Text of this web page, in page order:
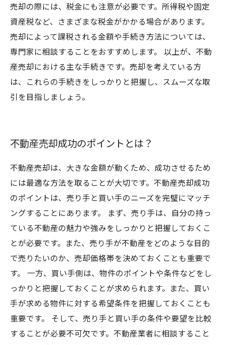
売却の際には、税金にも注意が必要です。所得税や固定
資産税など、さまざまな税金がかかる場合があります。
売却によって課税される金額や手続き方法については、
専門家に相談することをおすすめします。 以上が、不動
産売却における主な手続きです。売却を考えている方
は、これらの手続きをしっかりと把握し、スムーズな取
引を目指しましょう。
不動産売却成功のポイントとは？
不動産売却は、大きな金額が動くため、成功させるため
には最適な方法を取ることが大切です。不動産売却成功
のポイントは、売り手と買い手のニーズを完璧にマッチ
ングすることにあります。 まず、売り手は、自分の持っ
ている不動産の魅力や強みをしっかりと把握しておくこ
とが必要です。また、売り手が不動産をどのような目的
で売りたいのか、売却価格帯を決めておくことも重要で
す。 一方、買い手側は、物件のポイントや条件などをし
っかりと把握しておくことが求められます。また、買い
手が求める物件に対する希望条件を把握しておくことも
重要です。 そして、売り手と買い手の条件や要望を比較
することが必要不可欠です。不動産業者に相談すること